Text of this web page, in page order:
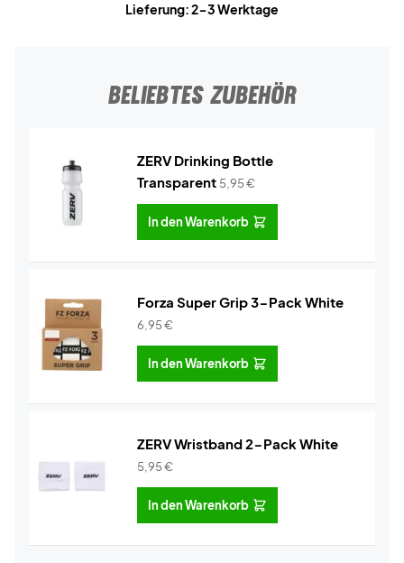
Lieferung: 2-3 Werktage
BELIEBTES ZUBEHÖR
ZERV Drinking Bottle
Transparent 5,95€
In den Warenkorb
Forza Super Grip 3-Pack White
6,95€
In den Warenkorb
ZERV Wristband 2-Pack White
5,95€
In den Warenkorb